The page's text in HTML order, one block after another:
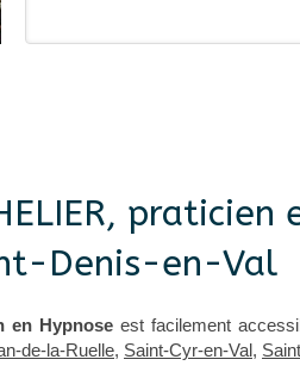
praticien
Denis-en-Val
en Hypnoseest facilement
de-la-Ruelle, Saint-Cyr-en-Val,